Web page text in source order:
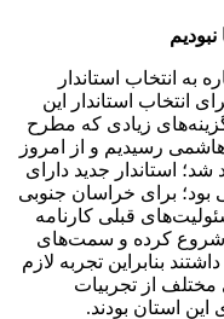
انتخاب استاندار
انتخاب استاندار این
زیادی که مطرح
رسیدیم و از امروز
‌استاندار جدید دارای
بود‌؛ برای خراسان جنوبی
قبلی کارنامه
شروع کرده و سمت‌های
بنابراین تجربه لازم
مختلف از تجربیات
این استان بودند.